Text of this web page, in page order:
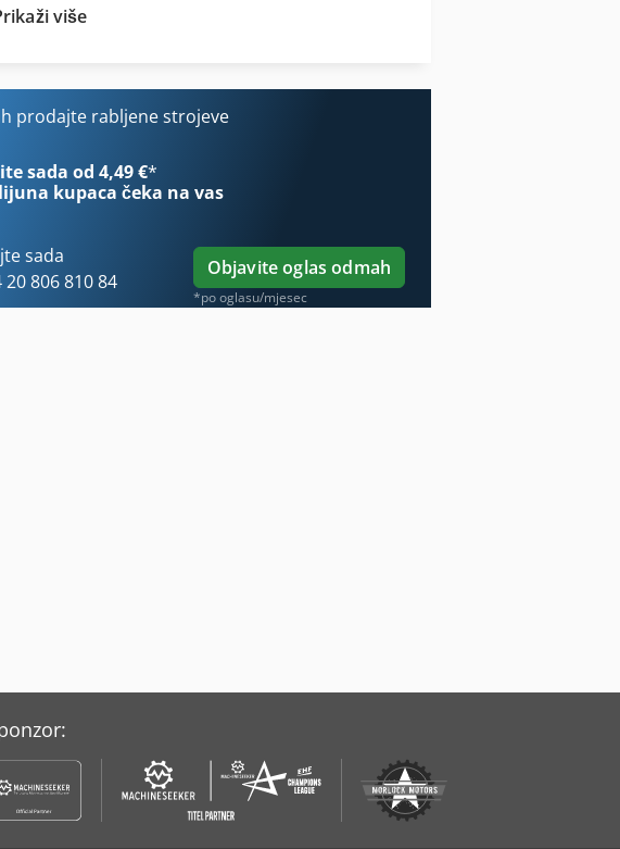
više
prodajte rabljene strojeve
sada od 4,49 €*
kupaca čeka na vas
sada
20 806 810 84
Objavite oglas odmah
*po oglasu/mjesec